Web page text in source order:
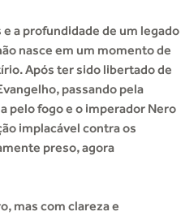
a profundidade de um legado
nasce em um momento de
Após ter sido libertado de
passando pela
pelo fogo e o imperador Nero
implacável contra os
preso, agora
mas com clareza e